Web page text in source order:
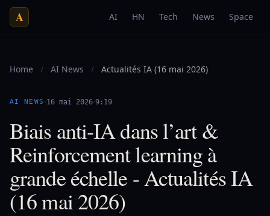
A AI HN Tech News Space
Home / AI News / Actualités IA (16 mai 2026)
AI NEWS ·16 mai 2026·9:19
Biais anti‑IA dans l’art &
Reinforcement learning à
grande échelle - Actualités IA
(16 mai 2026)